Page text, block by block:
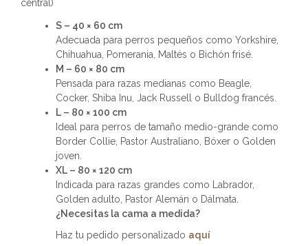
central)
S – 40 × 60 cm
Adecuada para perros pequeños como Yorkshire,
Chihuahua, Pomerania, Maltés o Bichón frisé.
M – 60 × 80 cm
Pensada para razas medianas como Beagle,
Cocker, Shiba Inu, Jack Russell o Bulldog francés.
L – 80 × 100 cm
Ideal para perros de tamaño medio-grande como
Border Collie, Pastor Australiano, Bóxer o Golden
joven.
XL – 80 × 120 cm
Indicada para razas grandes como Labrador,
Golden adulto, Pastor Alemán o Dálmata.
¿Necesitas la cama a medida?
Haz tu pedido personalizado aquí